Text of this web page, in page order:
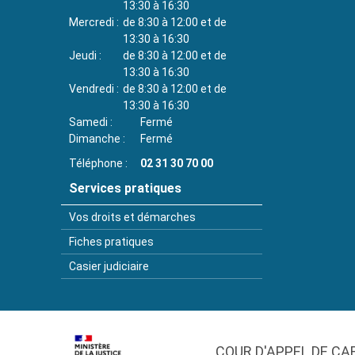
13:30 à 16:30
Mercredi
de 8:30 à 12:00 et de
13:30 à 16:30
Jeudi
de 8:30 à 12:00 et de
13:30 à 16:30
Vendredi
de 8:30 à 12:00 et de
13:30 à 16:30
Samedi
Fermé
Dimanche
Fermé
Téléphone
02 31 30 70 00
Services pratiques
Vos droits et démarches
Fiches pratiques
Casier judiciaire
COUR D'APPEL DE